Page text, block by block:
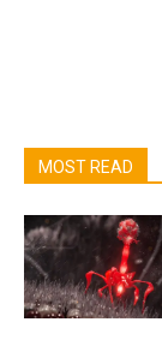
MOST READ